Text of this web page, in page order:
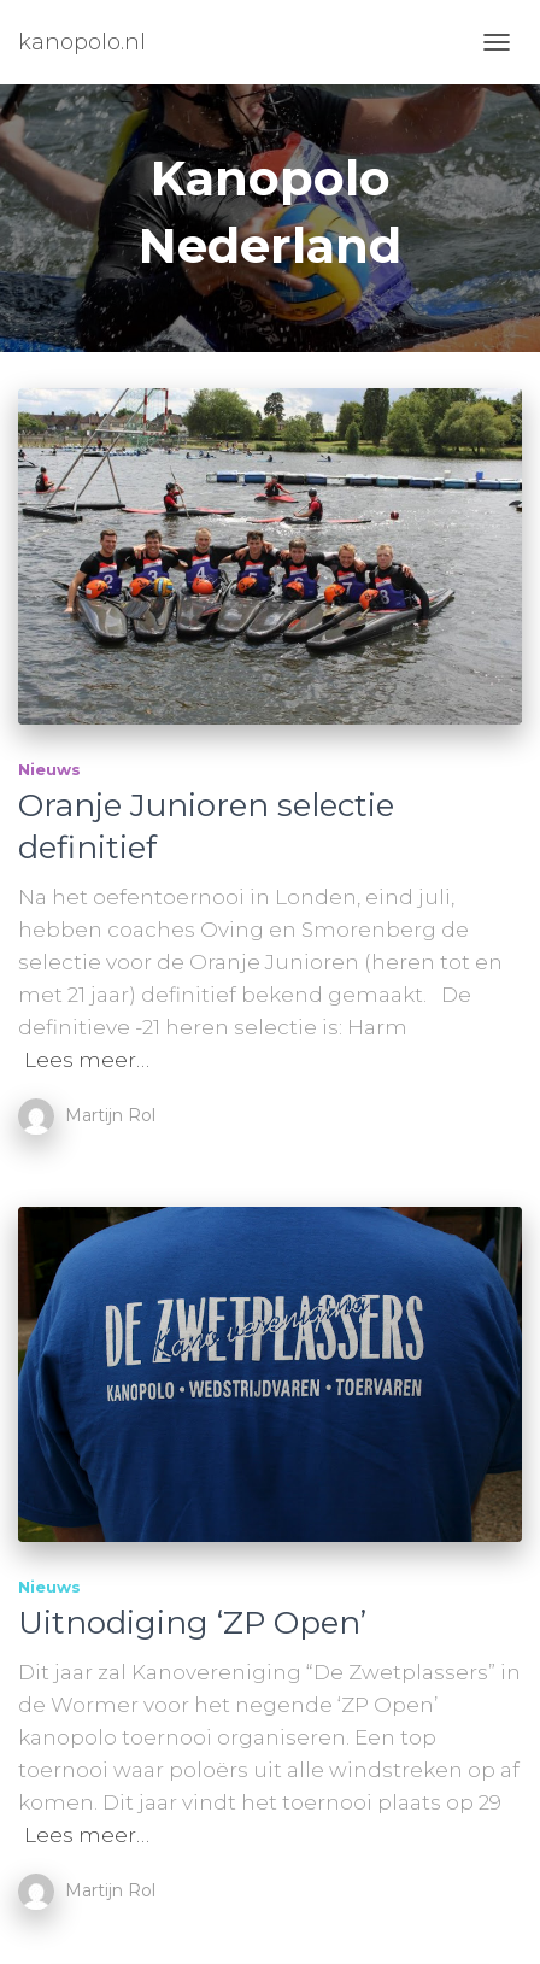
kanopolo.nl
Kanopolo
Nederland
Nieuws
Oranje Junioren selectie
definitief
Na het oefentoernooi in Londen, eind juli,
hebben coaches Oving en Smorenberg de
selectie voor de Oranje Junioren (heren tot en
met 21 jaar) definitief bekend gemaakt. De
definitieve -21 heren selectie is: Harm
Lees meer…
Martijn Rol
Nieuws
Uitnodiging ‘ZP Open’
Dit jaar zal Kanovereniging “De Zwetplassers” in
de Wormer voor het negende ‘ZP Open’
kanopolo toernooi organiseren. Een top
toernooi waar poloërs uit alle windstreken op af
komen. Dit jaar vindt het toernooi plaats op 29
Lees meer…
Martijn Rol